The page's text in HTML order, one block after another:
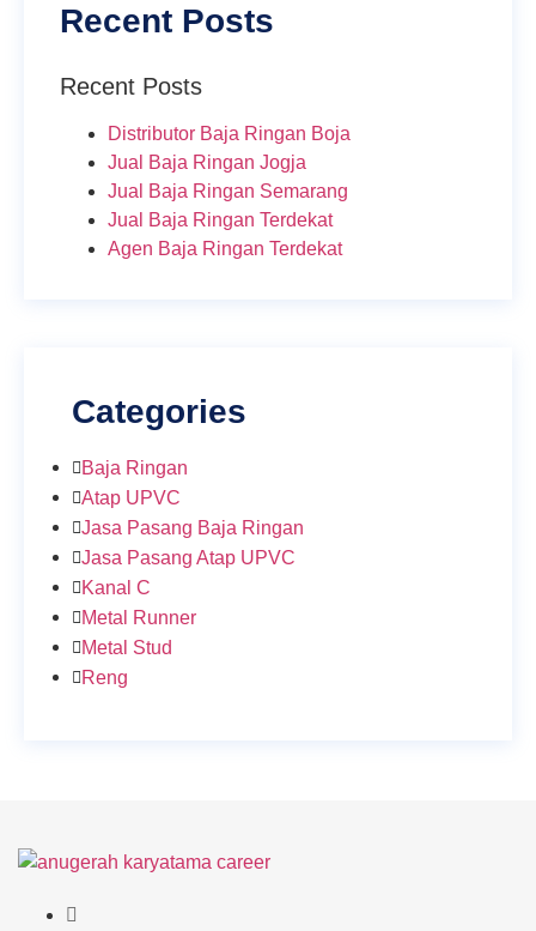
Recent Posts
Recent Posts
Distributor Baja Ringan Boja
Jual Baja Ringan Jogja
Jual Baja Ringan Semarang
Jual Baja Ringan Terdekat
Agen Baja Ringan Terdekat
Categories
Baja Ringan
Atap UPVC
Jasa Pasang Baja Ringan
Jasa Pasang Atap UPVC
Kanal C
Metal Runner
Metal Stud
Reng